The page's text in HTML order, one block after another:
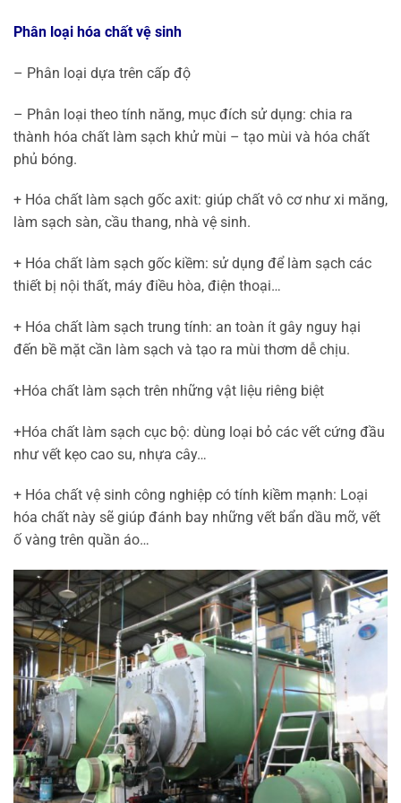
Phân loại hóa chất vệ sinh
– Phân loại dựa trên cấp độ
– Phân loại theo tính năng, mục đích sử dụng: chia ra
thành hóa chất làm sạch khử mùi – tạo mùi và hóa chất
phủ bóng.
+ Hóa chất làm sạch gốc axit: giúp chất vô cơ như xi măng,
làm sạch sàn, cầu thang, nhà vệ sinh.
+ Hóa chất làm sạch gốc kiềm: sử dụng để làm sạch các
thiết bị nội thất, máy điều hòa, điện thoại…
+ Hóa chất làm sạch trung tính: an toàn ít gây nguy hại
đến bề mặt cần làm sạch và tạo ra mùi thơm dễ chịu.
+Hóa chất làm sạch trên những vật liệu riêng biệt
+Hóa chất làm sạch cục bộ: dùng loại bỏ các vết cứng đầu
như vết kẹo cao su, nhựa cây…
+ Hóa chất vệ sinh công nghiệp có tính kiềm mạnh: Loại
hóa chất này sẽ giúp đánh bay những vết bẩn dầu mỡ, vết
ố vàng trên quần áo…